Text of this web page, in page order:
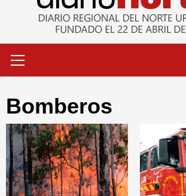
primario
Bomberos